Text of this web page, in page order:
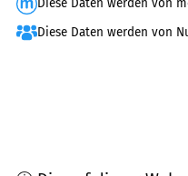
Diese Daten werden von
Diese Daten werden von